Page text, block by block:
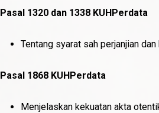
Pasal 1320 dan 1338 KUHPerdata
Tentang syarat sah perjanjian
Pasal 1868 KUHPerdata
Menjelaskan kekuatan akta